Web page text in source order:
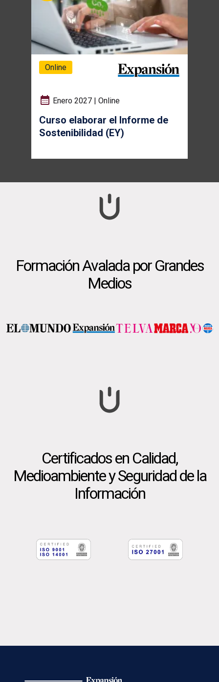
Online
Enero 2027 | Online
Curso elaborar el Informe de
Sostenibilidad (EY)
Formación Avalada por Grandes
Medios
Certificados en Calidad,
Medioambiente y Seguridad de la
Información